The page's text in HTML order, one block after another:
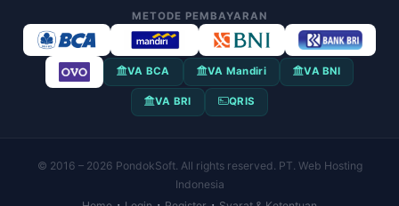
METODE PEMBAYARAN
VA BCA VA Mandiri VA BNI
VA BRI QRIS
© 2016 – 2026 PondokSoft. All rights reserved. PT. Web Hosting
Indonesia